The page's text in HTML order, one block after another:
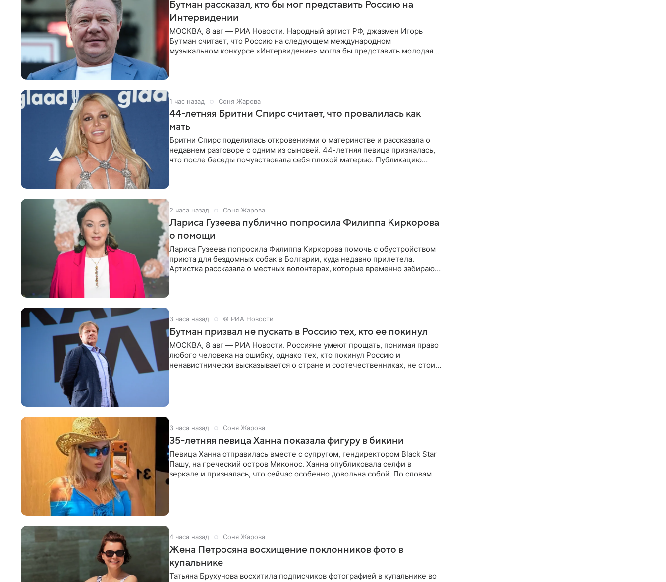
Бутман рассказал, кто бы мог представить Россию на
Интервидении
МОСКВА, 8 авг — РИА Новости. Народный артист РФ, джазмен Игорь
Бутман считает, что Россию на следующем международном
музыкальном конкурсе «Интервидение» могла бы представить молодая
1 час назад Соня Жарова
44-летняя Бритни Спирс считает, что провалилась как
мать
Бритни Спирс поделилась откровениями о материнстве и рассказала о
недавнем разговоре с одним из сыновей. 44-летняя певица призналась,
что после беседы почувствовала себя плохой матерью. Публикацию
2 часа назад Соня Жарова
Лариса Гузеева публично попросила Филиппа Киркорова
о помощи
Лариса Гузеева попросила Филиппа Киркорова помочь с обустройством
приюта для бездомных собак в Болгарии, куда недавно прилетела.
Артистка рассказала о местных волонтерах, которые временно забирают
3 часа назад © РИА Новости
Бутман призвал не пускать в Россию тех, кто ее покинул
МОСКВА, 8 авг — РИА Новости. Россияне умеют прощать, понимая право
любого человека на ошибку, однако тех, кто покинул Россию и
ненавистнически высказывается о стране и соотечественниках, не стоит
3 часа назад Соня Жарова
35-летняя певица Ханна показала фигуру в бикини
Певица Ханна отправилась вместе с супругом, гендиректором Black Star
Пашу, на греческий остров Миконос. Ханна опубликовала селфи в
зеркале и призналась, что сейчас особенно довольна собой. По словам
4 часа назад Соня Жарова
Жена Петросяна восхищение поклонников фото в
купальнике
Татьяна Брухунова восхитила подписчиков фотографией в купальнике во